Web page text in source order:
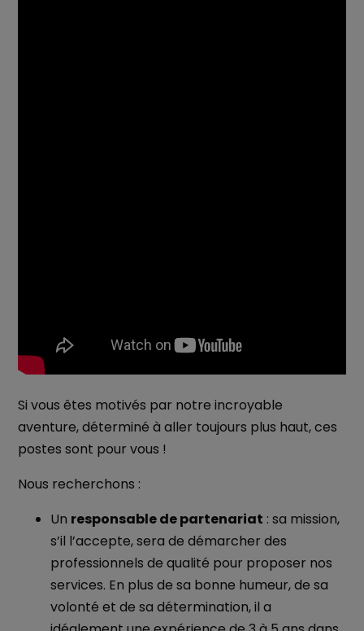
Si vous êtes motivés par notre incroyable
aventure, déterminé à aller toujours plus haut, ces
postes sont pour vous !
Nous recherchons :
Un responsable de partenariat : sa mission,
s’il l’accepte, sera de démarcher des
professionnels de qualité pour proposer nos
services. En plus de sa bonne humeur, de sa
volonté et de sa détermination, il a